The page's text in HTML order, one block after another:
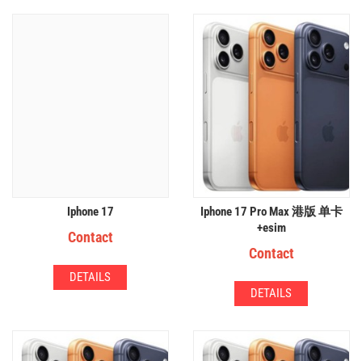
Iphone 17
Contact
DETAILS
Iphone 17 Pro Max 港版 单卡
+esim
Contact
DETAILS
Apple EarPods Lightning 原厂
$25.00
DETAILS
Cuktech 酷态科 10000mAh 磁
吸充电宝
$35.00
DETAILS